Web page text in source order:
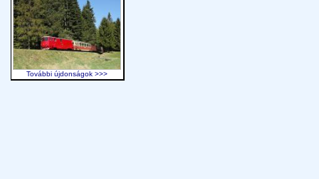
További újdonságok >>>